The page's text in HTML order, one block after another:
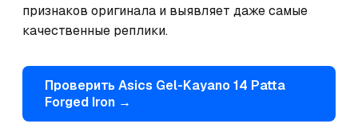
признаков оригинала и выявляет даже самые
качественные реплики.
Проверить Asics Gel-Kayano 14 Patta
Forged Iron →